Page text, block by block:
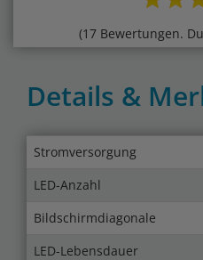
(17 Bewertungen.
Details &
Stromversorgung
LED-Anzahl
Bildschirmdiagonale
LED-Lebensdauer